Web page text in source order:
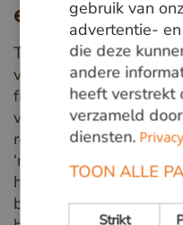
en bouwhout
Tot slot is de vraag
van invloed op de
fijnbezaagd pallethout
veelvuldig hergebruikt
robuuste meubels en
‘resthout’ nu sneller
het steeds beperkter
brandstoffen, wijkt
gebruik van
advertentie-
die deze
andere
heeft verstrekt
verzameld
diensten.
TOON ALLE
Strikt